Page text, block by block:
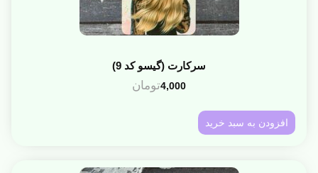
سرکارت (گیسو کد 9)
4,000تومان
افزودن به سبد خرید